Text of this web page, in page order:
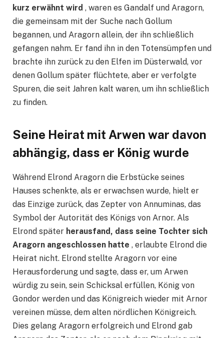
kurz erwähnt wird , waren es Gandalf und Aragorn,
die gemeinsam mit der Suche nach Gollum
begannen, und Aragorn allein, der ihn schließlich
gefangen nahm. Er fand ihn in den Totensümpfen und
brachte ihn zurück zu den Elfen im Düsterwald, vor
denen Gollum später flüchtete, aber er verfolgte
Spuren, die seit Jahren kalt waren, um ihn schließlich
zu finden.
Seine Heirat mit Arwen war davon
abhängig, dass er König wurde
Während Elrond Aragorn die Erbstücke seines
Hauses schenkte, als er erwachsen wurde, hielt er
das Einzige zurück, das Zepter von Annuminas, das
Symbol der Autorität des Königs von Arnor. Als
Elrond später herausfand, dass seine Tochter sich
Aragorn angeschlossen hatte , erlaubte Elrond die
Heirat nicht. Elrond stellte Aragorn vor eine
Herausforderung und sagte, dass er, um Arwen
würdig zu sein, sein Schicksal erfüllen, König von
Gondor werden und das Königreich wieder mit Arnor
vereinen müsse, dem alten nördlichen Königreich.
Dies gelang Aragorn erfolgreich und Elrond gab